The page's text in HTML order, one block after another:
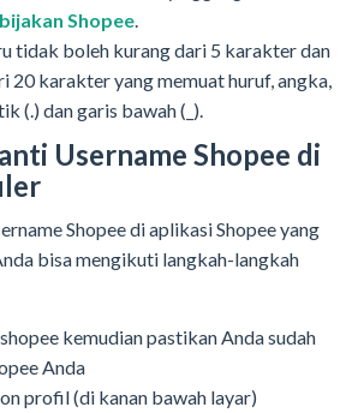
Shopee.
tidak boleh kurang dari 5 karakter dan
20 karakter yang memuat huruf, angka,
(.) dan garis bawah (_).
Username Shopee di
Shopee di aplikasi Shopee yang
bisa mengikuti langkah-langkah
kemudian pastikan Anda sudah
Anda
profil (di kanan bawah layar)